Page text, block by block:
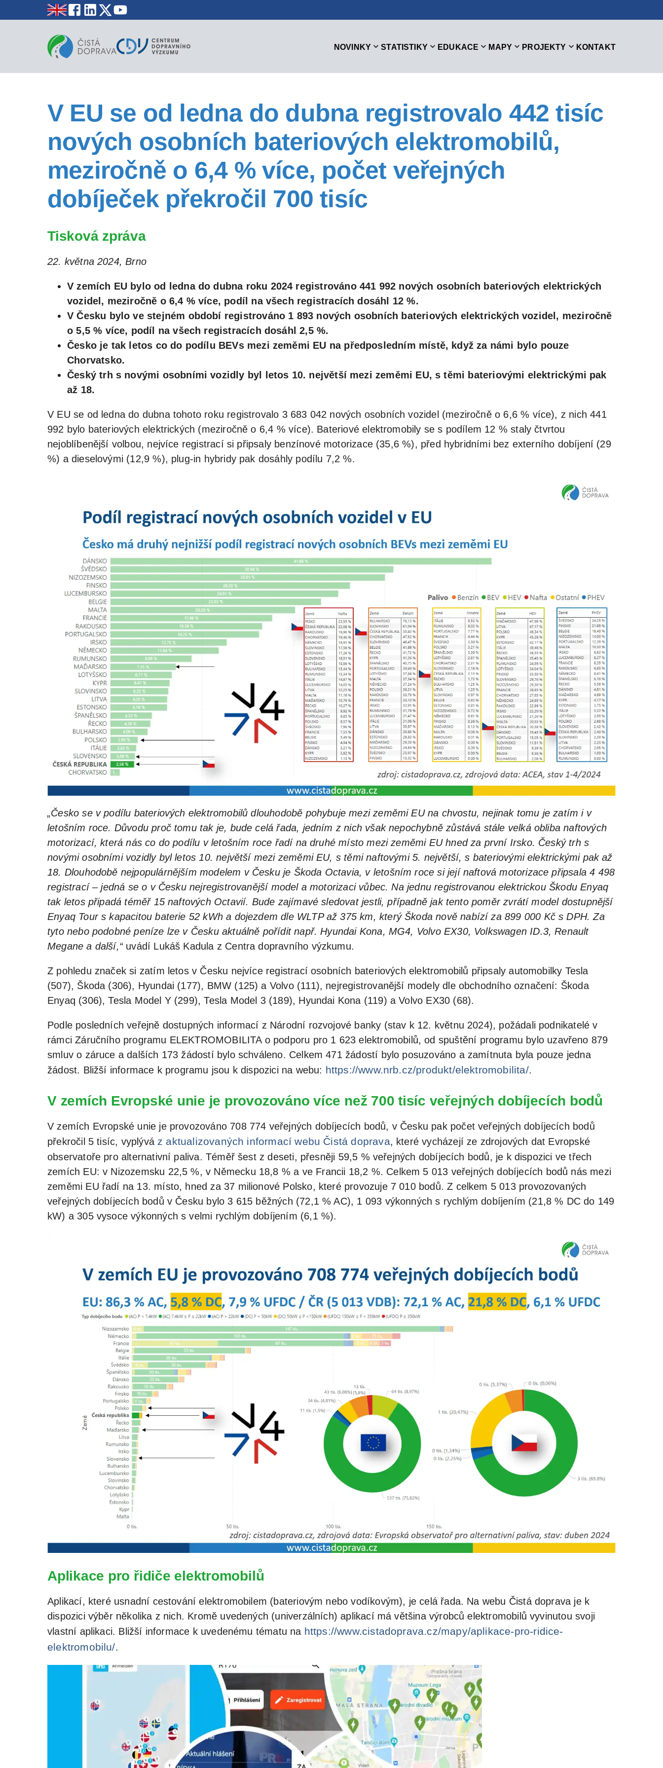
NOVINKY STATISTIKY EDUKACE MAPY PROJEKTY KONTAKT
V EU se od ledna do dubna registrovalo 442 tisíc
nových osobních bateriových elektromobilů,
meziročně o 6,4 % více, počet veřejných
dobíječek překročil 700 tisíc
Tisková zpráva
22. května 2024, Brno
V zemích EU bylo od ledna do dubna roku 2024 registrováno 441 992 nových osobních bateriových elektrických
vozidel, meziročně o 6,4 % více, podíl na všech registracích dosáhl 12 %.
V Česku bylo ve stejném období registrováno 1 893 nových osobních bateriových elektrických vozidel, meziročně
o 5,5 % více, podíl na všech registracích dosáhl 2,5 %.
Česko je tak letos co do podílu BEVs mezi zeměmi EU na předposledním místě, když za námi bylo pouze
Chorvatsko.
Český trh s novými osobními vozidly byl letos 10. největší mezi zeměmi EU, s těmi bateriovými elektrickými pak
až 18.
V EU se od ledna do dubna tohoto roku registrovalo 3 683 042 nových osobních vozidel (meziročně o 6,6 % více), z nich 441
992 bylo bateriových elektrických (meziročně o 6,4 % více). Bateriové elektromobily se s podílem 12 % staly čtvrtou
nejoblíbenější volbou, nejvíce registrací si připsaly benzínové motorizace (35,6 %), před hybridními bez externího dobíjení (29
%) a dieselovými (12,9 %), plug-in hybridy pak dosáhly podílu 7,2 %.
„Česko se v podílu bateriových elektromobilů dlouhodobě pohybuje mezi zeměmi EU na chvostu, nejinak tomu je zatím i v
letošním roce. Důvodu proč tomu tak je, bude celá řada, jedním z nich však nepochybně zůstává stále velká obliba naftových
motorizací, která nás co do podílu v letošním roce řadí na druhé místo mezi zeměmi EU hned za první Irsko. Český trh s
novými osobními vozidly byl letos 10. největší mezi zeměmi EU, s těmi naftovými 5. největší, s bateriovými elektrickými pak až
18. Dlouhodobě nejpopulárnějším modelem v Česku je Škoda Octavia, v letošním roce si její naftová motorizace připsala 4 498
registrací – jedná se o v Česku nejregistrovanější model a motorizaci vůbec. Na jednu registrovanou elektrickou Škodu Enyaq
tak letos připadá téměř 15 naftových Octavií. Bude zajímavé sledovat jestli, případně jak tento poměr zvrátí model dostupnější
Enyaq Tour s kapacitou baterie 52 kWh a dojezdem dle WLTP až 375 km, který Škoda nově nabízí za 899 000 Kč s DPH. Za
tyto nebo podobné peníze lze v Česku aktuálně pořídit např. Hyundai Kona, MG4, Volvo EX30, Volkswagen ID.3, Renault
Megane a další,“ uvádí Lukáš Kadula z Centra dopravního výzkumu.
Z pohledu značek si zatím letos v Česku nejvíce registrací osobních bateriových elektromobilů připsaly automobilky Tesla
(507), Škoda (306), Hyundai (177), BMW (125) a Volvo (111), nejregistrovanější modely dle obchodního označení: Škoda
Enyaq (306), Tesla Model Y (299), Tesla Model 3 (189), Hyundai Kona (119) a Volvo EX30 (68).
Podle posledních veřejně dostupných informací z Národní rozvojové banky (stav k 12. květnu 2024), požádali podnikatelé v
rámci Záručního programu ELEKTROMOBILITA o podporu pro 1 623 elektromobilů, od spuštění programu bylo uzavřeno 879
smluv o záruce a dalších 173 žádostí bylo schváleno. Celkem 471 žádostí bylo posuzováno a zamítnuta byla pouze jedna
žádost. Bližší informace k programu jsou k dispozici na webu: https://www.nrb.cz/produkt/elektromobilita/.
V zemích Evropské unie je provozováno více než 700 tisíc veřejných dobíjecích bodů
V zemích Evropské unie je provozováno 708 774 veřejných dobíjecích bodů, v Česku pak počet veřejných dobíjecích bodů
překročil 5 tisíc, vyplývá z aktualizovaných informací webu Čistá doprava, které vycházejí ze zdrojových dat Evropské
observatoře pro alternativní paliva. Téměř šest z deseti, přesněji 59,5 % veřejných dobíjecích bodů, je k dispozici ve třech
zemích EU: v Nizozemsku 22,5 %, v Německu 18,8 % a ve Francii 18,2 %. Celkem 5 013 veřejných dobíjecích bodů nás mezi
zeměmi EU řadí na 13. místo, hned za 37 milionové Polsko, které provozuje 7 010 bodů. Z celkem 5 013 provozovaných
veřejných dobíjecích bodů v Česku bylo 3 615 běžných (72,1 % AC), 1 093 výkonných s rychlým dobíjením (21,8 % DC do 149
kW) a 305 vysoce výkonných s velmi rychlým dobíjením (6,1 %).
Aplikace pro řidiče elektromobilů
Aplikací, které usnadní cestování elektromobilem (bateriovým nebo vodíkovým), je celá řada. Na webu Čistá doprava je k
dispozici výběr několika z nich. Kromě uvedených (univerzálních) aplikací má většina výrobců elektromobilů vyvinutou svoji
vlastní aplikaci. Bližší informace k uvedenému tématu na https://www.cistadoprava.cz/mapy/aplikace-pro-ridice-
elektromobilu/.